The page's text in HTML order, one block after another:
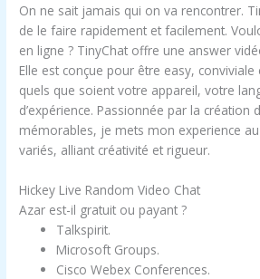
On ne sait jamais qui on va rencontrer.
de le faire rapidement et facilement.
en ligne ? TinyChat offre une answer
Elle est conçue pour être easy, conviviale
quels que soient votre appareil, votre
d’expérience. Passionnée par la création
mémorables, je mets mon experience
variés, alliant créativité et rigueur.
Hickey Live Random Video Chat
Azar est-il gratuit ou payant ?
Talkspirit.
Microsoft Groups.
Cisco Webex Conferences.